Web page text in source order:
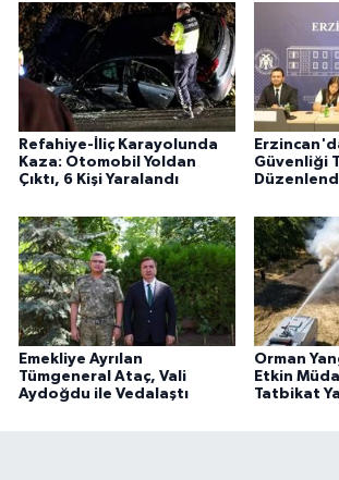
Refahiye-İliç Karayolunda
Kaza: Otomobil Yoldan
Çıktı, 6 Kişi Yaralandı
Güvenliği
Emekliye Ayrılan
Tümgeneral Ataç, Vali
Aydoğdu ile Vedalaştı
Orman
Etkin
Tatbikat